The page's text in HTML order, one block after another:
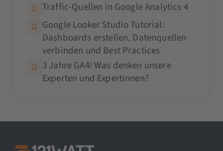
Traffic-Quellen in Google Analytics 4
Google Looker Studio Tutorial:
Dashboards erstellen, Datenquellen
verbinden und Best Practices
3 Jahre GA4! Was denken unsere
Experten und Expertinnen?